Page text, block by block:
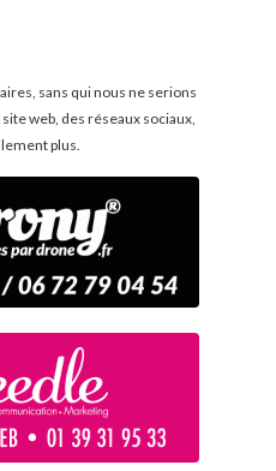
sans qui nous ne serions
web, des réseaux sociaux,
plus.